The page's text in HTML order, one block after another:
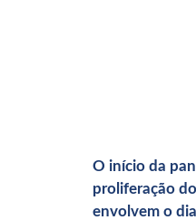
O início da
proliferação
envolvem o